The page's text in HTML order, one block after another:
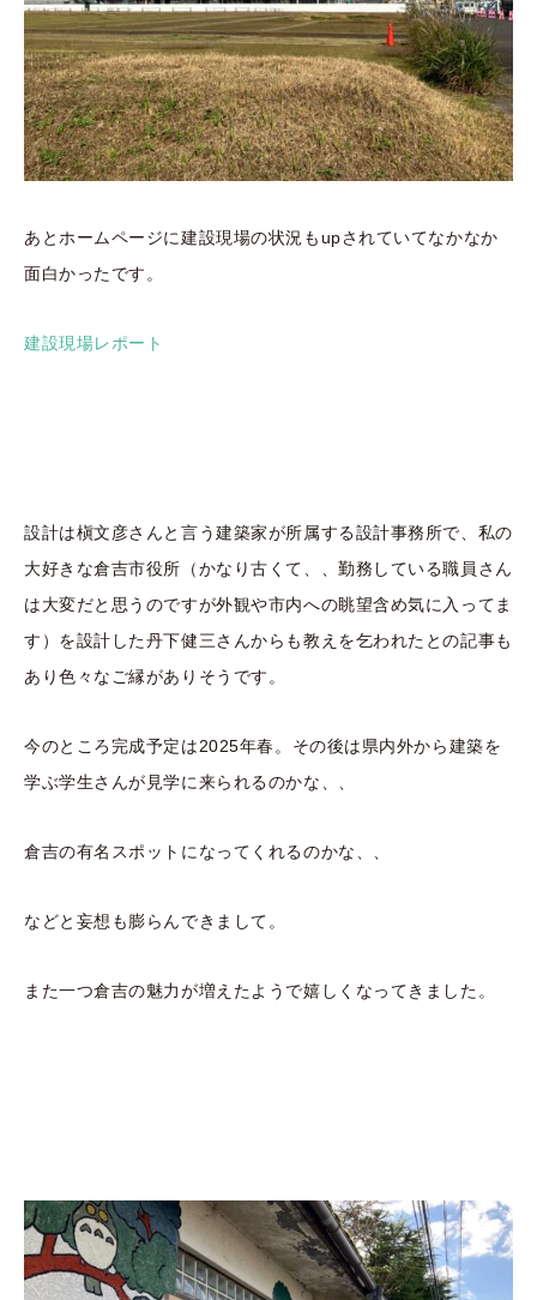
あとホームページに建設現場の状況もupされていてなかなか
面白かったです。
建設現場レポート
設計は槇文彦さんと言う建築家が所属する設計事務所で、私の
大好きな倉吉市役所（かなり古くて、、勤務している職員さん
は大変だと思うのですが外観や市内への眺望含め気に入ってま
す）を設計した丹下健三さんからも教えを乞われたとの記事も
あり色々なご縁がありそうです。
今のところ完成予定は2025年春。その後は県内外から建築を
学ぶ学生さんが見学に来られるのかな、、
倉吉の有名スポットになってくれるのかな、、
などと妄想も膨らんできまして。
また一つ倉吉の魅力が増えたようで嬉しくなってきました。